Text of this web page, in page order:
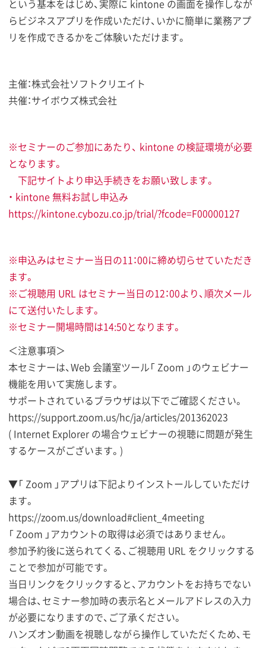
という基本をはじめ、実際に kintone の画面を操作しなが
らビジネスアプリを作成いただけ、いかに簡単に業務アプ
リを作成できるかをご体験いただけます。
主催：株式会社ソフトクリエイト
共催：サイボウズ株式会社
※セミナーのご参加にあたり、 kintone の検証環境が必要
となります。
下記サイトより申込手続きをお願い致します。
・ kintone 無料お試し申込み
https://kintone.cybozu.co.jp/trial/?fcode=F00000127
※申込みはセミナー当日の11：00に締め切らせていただき
ます。
※ご視聴用 URL はセミナー当日の12：00より、順次メール
にて送付いたします。
※セミナー開場時間は14:50となります。
＜注意事項＞
本セミナーは、Web 会議室ツール「 Zoom 」のウェビナー
機能を用いて実施します。
サポートされているブラウザは以下でご確認ください。
https://support.zoom.us/hc/ja/articles/201362023
( Internet Explorer の場合ウェビナーの視聴に問題が発生
するケースがございます。)
▼「 Zoom 」アプリは下記よりインストールしていただけ
ます。
https://zoom.us/download#client_4meeting
「 Zoom 」アカウントの取得は必須ではありません。
参加予約後に送られてくる、ご視聴用 URL をクリックする
ことで参加が可能です。
当日リンクをクリックすると、アカウントをお持ちでない
場合は、セミナー参加時の表示名とメールアドレスの入力
が必要になりますので、ご了承ください。
ハンズオン動画を視聴しながら操作していただくため、モ